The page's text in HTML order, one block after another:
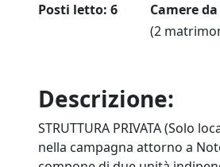
Posti letto: 6
Camere
(2
Descrizione:
STRUTTURA PRIVATA (Solo
nella campagna attorno a